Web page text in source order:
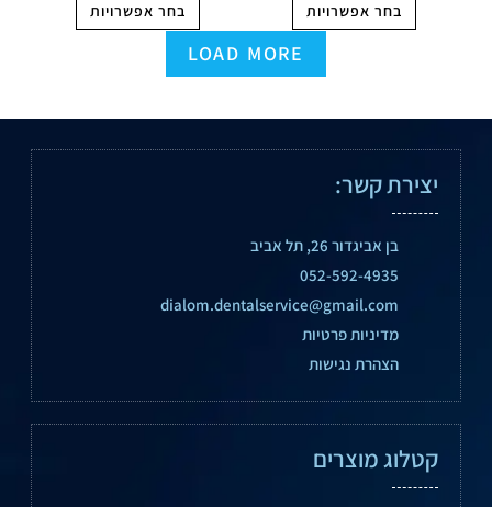
בחר אפשרויות בחר אפשרויות
LOAD MORE
יצירת קשר:
בן אביגדור 26, תל אביב
052-592-4935
dialom.dentalservice@gmail.com
מדיניות פרטיות
הצהרת נגישות
קטלוג מוצרים